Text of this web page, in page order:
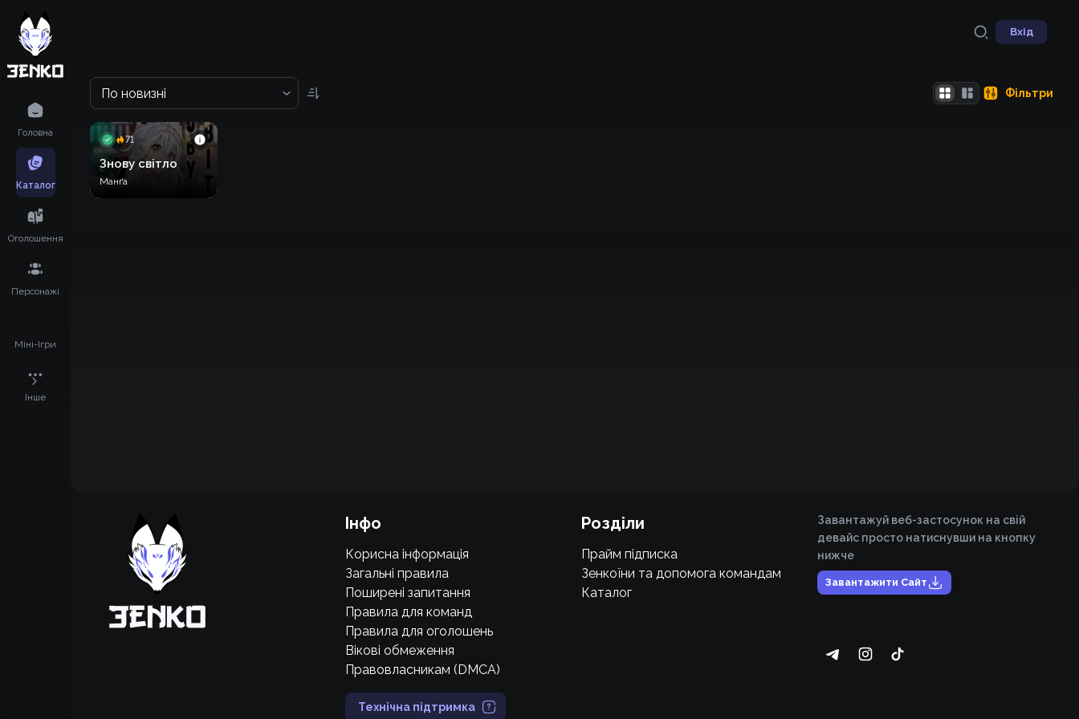
Вхід
Головна
Каталог
Оголошення
Персонажі
Міні-Ігри
Інше
По новизні Фільтри
71
Знову світло
Манґа
крутих нововведень
Підтримати проєкт
Інфо
Корисна інформація
Загальні правила
Поширені запитання
Правила для команд
Правила для оголошень
Вікові обмеження
Правовласникам (DMCA)
Технічна підтримка
Розділи
Прайм підписка
Зенкоїни та допомога командам
Каталог
Завантажуй веб-застосунок на свій
девайс просто натиснувши на кнопку
нижче
Завантажити Сайт